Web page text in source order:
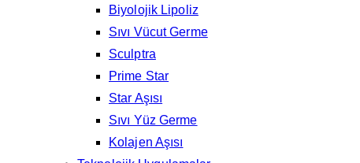
Biyolojik Lipoliz
Sıvı Vücut Germe
Sculptra
Prime Star
Star Aşısı
Sıvı Yüz Germe
Kolajen Aşısı